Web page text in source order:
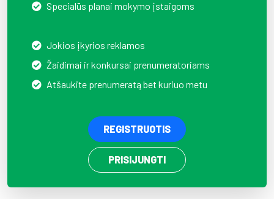
Specialūs planai mokymo įstaigoms
Jokios įkyrios reklamos
Žaidimai ir konkursai prenumeratoriams
Atšaukite prenumeratą bet kuriuo metu
REGISTRUOTIS
PRISIJUNGTI